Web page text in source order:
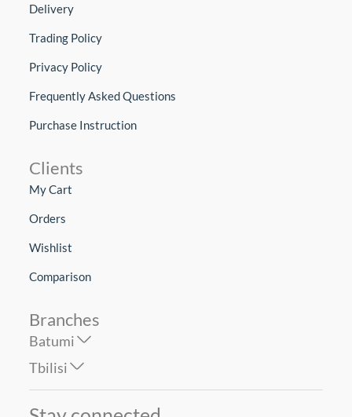
Delivery
Trading Policy
Privacy Policy
Frequently Asked Questions
Purchase Instruction
Clients
My Cart
Orders
Wishlist
Comparison
Branches
Batumi
Tbilisi